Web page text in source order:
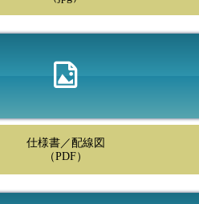
仕様書／配線図
（PDF）